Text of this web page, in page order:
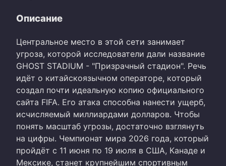
Описание
Центральное место в этой сети занимает
угроза, которой исследователи дали название
GHOST STADIUM - "Призрачный стадион". Речь
идёт о китайскоязычном операторе, который
создал почти идеальную копию официального
сайта FIFA. Его атака способна нанести ущерб,
исчисляемый миллиардами долларов. Чтобы
понять масштаб угрозы, достаточно взглянуть
на цифры. Чемпионат мира 2026 года, который
пройдёт с 11 июня по 19 июля в США, Канаде и
Мексике, станет крупнейшим спортивным